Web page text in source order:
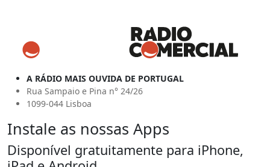
A RÁDIO MAIS OUVIDA DE PORTUGAL
Rua Sampaio e Pina n° 24/26
1099-044 Lisboa
Instale as nossas Apps
Disponível gratuitamente para iPhone,